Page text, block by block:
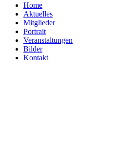
Home
Aktuelles
Mitglieder
Portrait
Veranstaltungen
Bilder
Kontakt